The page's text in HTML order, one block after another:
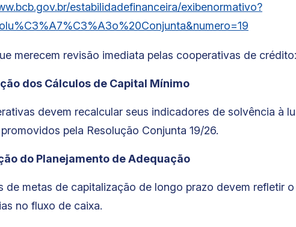
estabilidadefinanceira/exibenormativo?
merecem revisão imediata pelas cooperativas de crédito:
dos Cálculos de Capital Mínimo
devem recalcular seus indicadores de solvência à
pela Resolução Conjunta 19/26.
do Planejamento de Adequação
de metas de capitalização de longo prazo devem refletir
no fluxo de caixa.